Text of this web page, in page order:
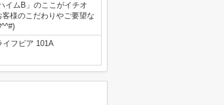
イムB」のここがイチオ
様のこだわりやご要望な
イフピア 101A